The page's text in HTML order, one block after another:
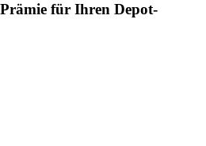
für Ihren Depot-